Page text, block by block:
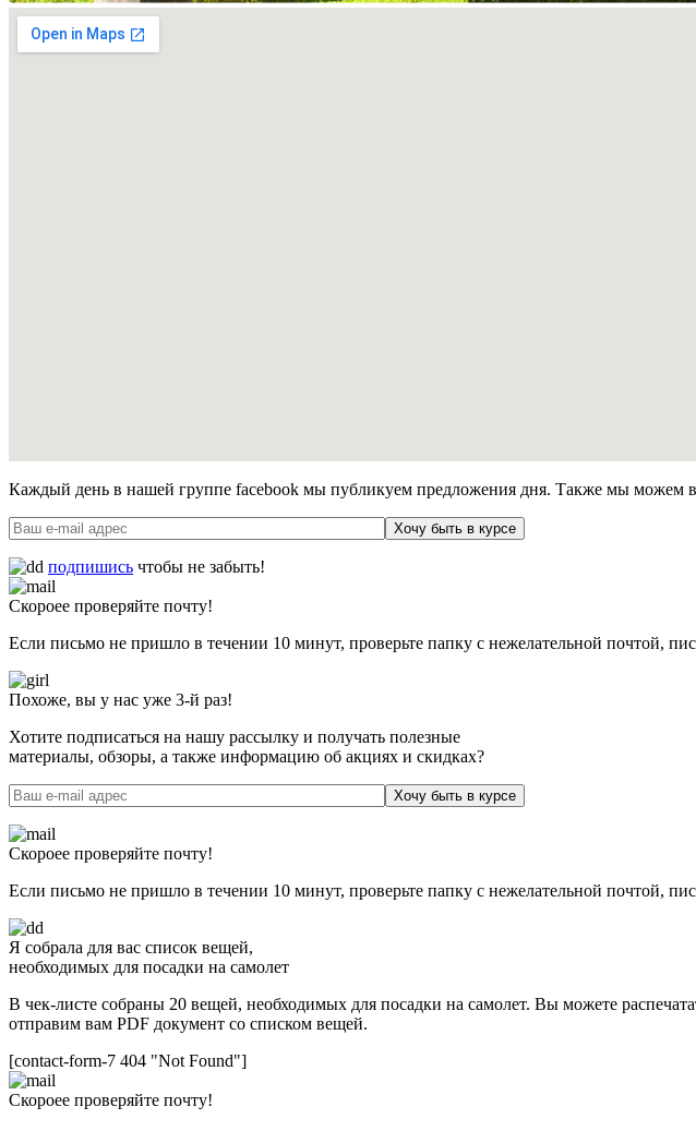
Каждый день в нашей группе facebook мы публикуем предложения дня. Также мы можем
Хочу быть в курсе
подпишись чтобы не забыть!
Скороее проверяйте почту!
Если письмо не пришло в течении 10 минут, проверьте папку с нежелательной почтой,
Похоже, вы у нас уже 3-й раз!
Хотите подписаться на нашу рассылку и получать полезные
материалы, обзоры, а также информацию об акциях и скидках?
Хочу быть в курсе
Скороее проверяйте почту!
Если письмо не пришло в течении 10 минут, проверьте папку с нежелательной почтой,
Я собрала для вас список вещей,
необходимых для посадки на самолет
В чек-листе собраны 20 вещей, необходимых для посадки на самолет. Вы можете
отправим вам PDF документ со списком вещей.
[contact-form-7 404 "Not Found"]
Скороее проверяйте почту!